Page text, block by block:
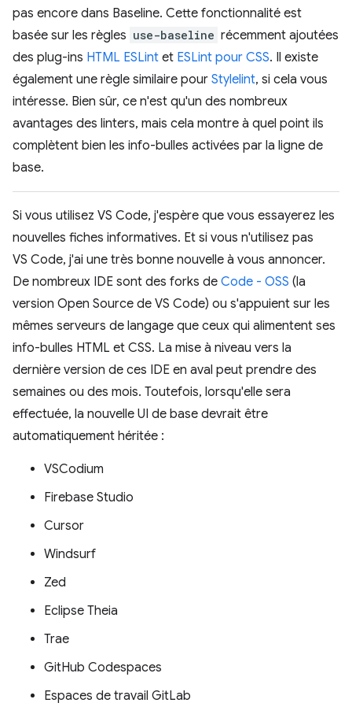
pas encore dans Baseline. Cette fonctionnalité est
basée sur les règles use-baseline récemment ajoutées
des plug-ins HTML ESLint et ESLint pour CSS. Il existe
également une règle similaire pour Stylelint, si cela vous
intéresse. Bien sûr, ce n'est qu'un des nombreux
avantages des linters, mais cela montre à quel point ils
complètent bien les info-bulles activées par la ligne de
base.
Si vous utilisez VS Code, j'espère que vous essayerez les
nouvelles fiches informatives. Et si vous n'utilisez pas
VS Code, j'ai une très bonne nouvelle à vous annoncer.
De nombreux IDE sont des forks de Code - OSS (la
version Open Source de VS Code) ou s'appuient sur les
mêmes serveurs de langage que ceux qui alimentent ses
info-bulles HTML et CSS. La mise à niveau vers la
dernière version de ces IDE en aval peut prendre des
semaines ou des mois. Toutefois, lorsqu'elle sera
effectuée, la nouvelle UI de base devrait être
automatiquement héritée :
VSCodium
Firebase Studio
Cursor
Windsurf
Zed
Eclipse Theia
Trae
GitHub Codespaces
Espaces de travail GitLab